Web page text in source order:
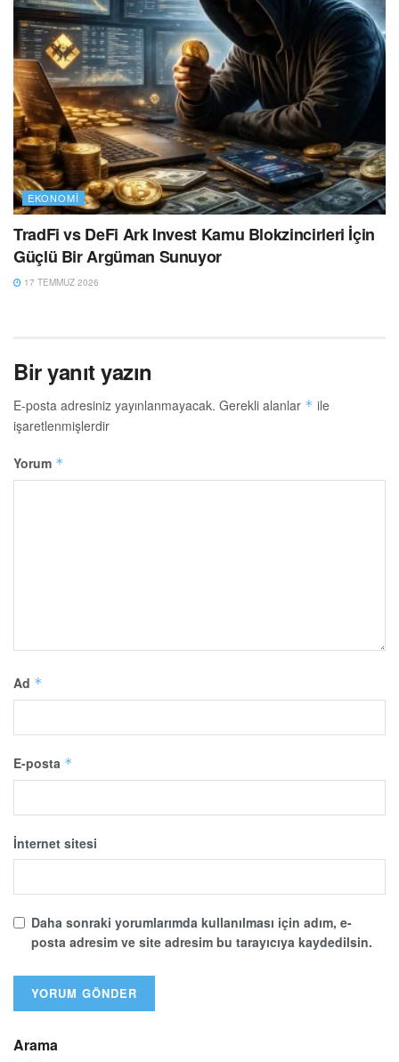
EKONOMI
TradFi vs DeFi Ark Invest Kamu Blokzincirleri İçin
Güçlü Bir Argüman Sunuyor
17 TEMMUZ 2026
Bir yanıt yazın
E-posta adresiniz yayınlanmayacak. Gerekli alanlar * ile
işaretlenmişlerdir
Yorum *
Ad *
E-posta *
İnternet sitesi
Daha sonraki yorumlarımda kullanılması için adım, e-
posta adresim ve site adresim bu tarayıcıya kaydedilsin.
Arama